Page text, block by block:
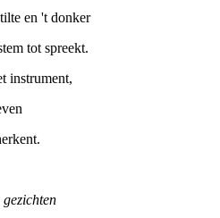
en 't donker
tot spreekt.
instrument,